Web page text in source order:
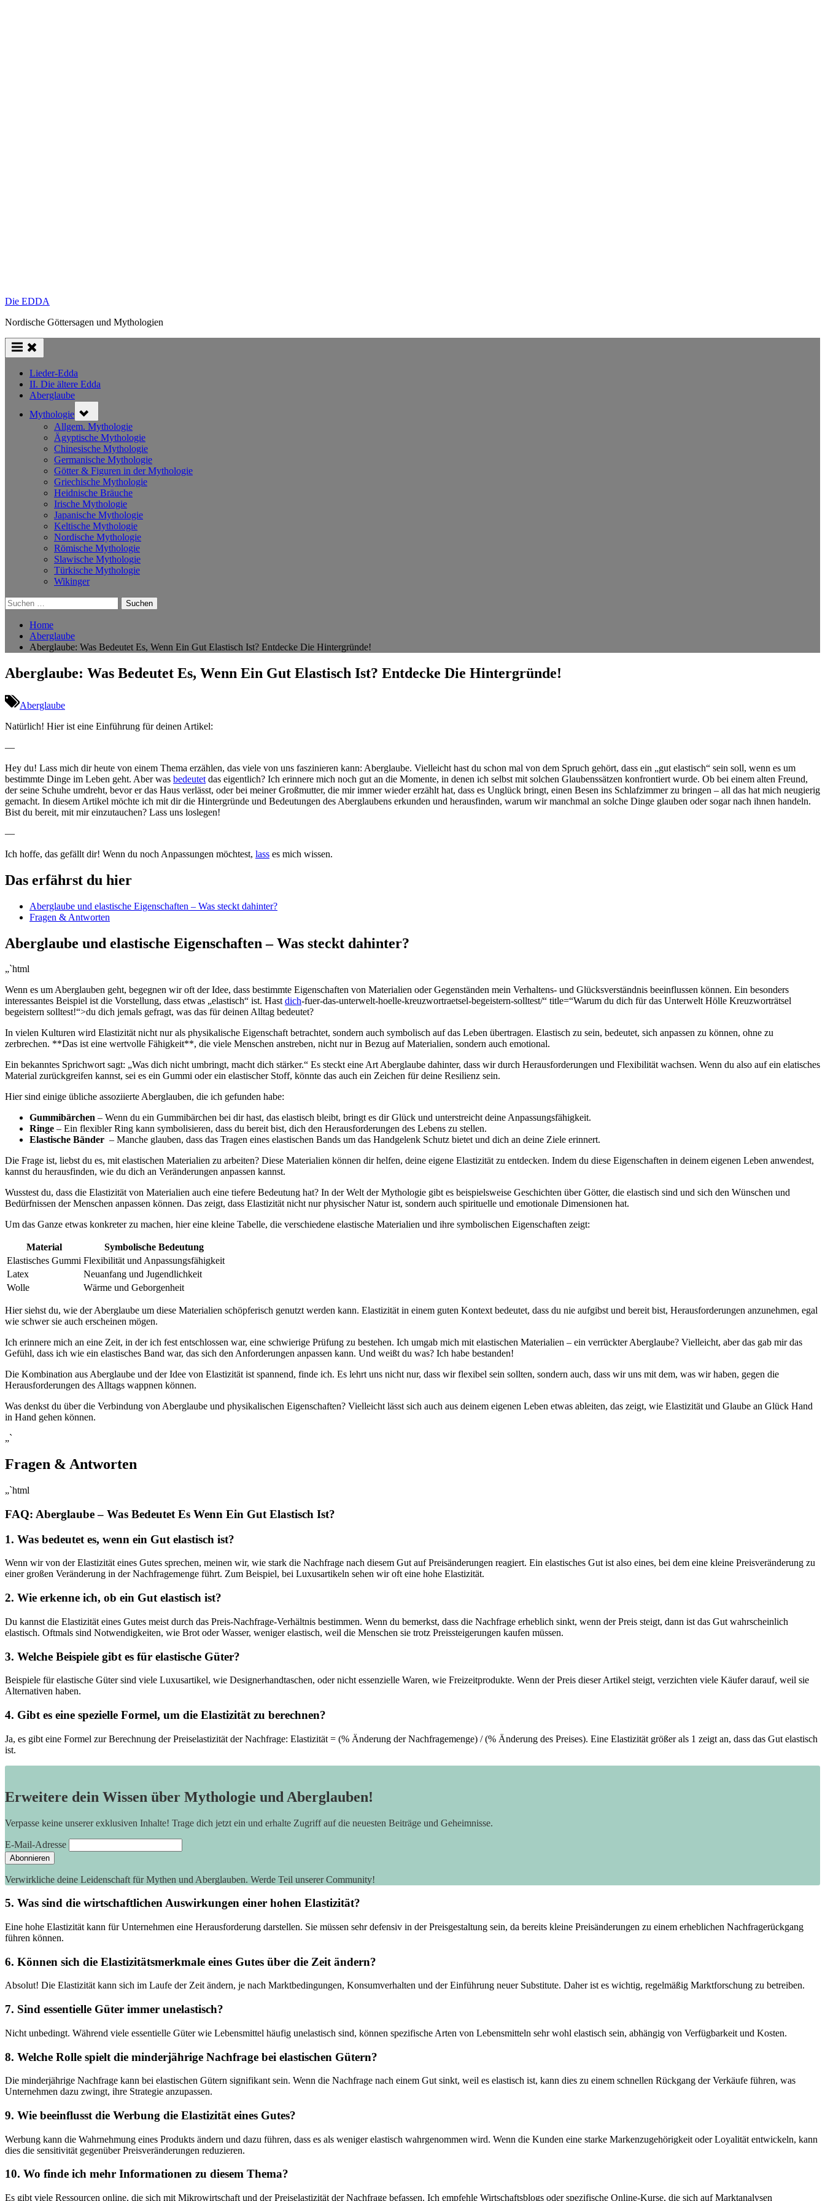
Die EDDA
Nordische Göttersagen und Mythologien
Lieder-Edda
II. Die ältere Edda
Aberglaube
Mythologie sub-
menu
Allgem. Mythologie
Ägyptische Mythologie
Chinesische Mythologie
Germanische Mythologie
Götter & Figuren in der Mythologie
Griechische Mythologie
Heidnische Bräuche
Irische Mythologie
Japanische Mythologie
Keltische Mythologie
Nordische Mythologie
Römische Mythologie
Slawische Mythologie
Türkische Mythologie
Wikinger
Suchen
nach:
Home
Aberglaube
Aberglaube: Was Bedeutet Es, Wenn Ein Gut Elastisch Ist? Entdecke Die Hintergründe!
Aberglaube: Was Bedeutet Es, Wenn Ein Gut Elastisch Ist? Entdecke Die Hintergründe!
Aberglaube
Natürlich! Hier ist eine Einführung für deinen Artikel:
—
Hey du! Lass mich dir heute von einem Thema erzählen, das viele von‍ uns faszinieren kann: ⁣Aberglaube. Vielleicht hast du schon mal von dem Spruch gehört, dass ein „gut elastisch“ sein soll, wenn ‌es um
bestimmte Dinge im Leben geht. Aber was bedeutet ‌ das‍ eigentlich? Ich erinnere mich noch gut an die Momente, ‌in denen ich selbst mit solchen Glaubenssätzen⁣ konfrontiert wurde. Ob bei einem alten Freund,
der‌ seine Schuhe umdreht, bevor er das⁣ Haus verlässt, oder bei meiner ⁤Großmutter, die mir immer ​wieder erzählt hat, dass es ⁢Unglück bringt, einen Besen ins Schlafzimmer zu bringen – all das hat mich neugierig
gemacht. In diesem Artikel möchte ich mit dir die Hintergründe und Bedeutungen des Aberglaubens erkunden und herausfinden, warum wir manchmal an solche Dinge glauben oder sogar nach ihnen handeln.
Bist du bereit,​ mit mir einzutauchen? Lass uns loslegen!
—
Ich ‌hoffe, das gefällt dir! Wenn du noch Anpassungen möchtest, lass es⁤ mich wissen.
Das erfährst du hier
Aberglaube und elastische Eigenschaften‍ – Was steckt ⁢dahinter?
Fragen & Antworten
Aberglaube und elastische Eigenschaften ⁣– Was steckt dahinter?
„`html
Wenn es um Aberglauben geht, begegnen wir⁤ oft der Idee, dass bestimmte Eigenschaften von Materialien oder Gegenständen mein Verhaltens- und Glücksverständnis beeinflussen können. Ein besonders
interessantes ‍Beispiel ist die ⁢Vorstellung, dass etwas‌ „elastisch“ ⁣ist. Hastdich-fuer-das-unterwelt-hoelle-kreuzwortraetsel-begeistern-solltest/“ title=“Warum du dich für das Unterwelt Hölle Kreuzworträtsel
begeistern solltest!“>du dich jemals gefragt, was das für deinen Alltag bedeutet?
In vielen Kulturen wird Elastizität nicht nur als physikalische‍ Eigenschaft betrachtet, sondern auch symbolisch auf das Leben​ übertragen. Elastisch ⁤zu sein, bedeutet, sich anpassen zu können, ohne zu
zerbrechen. **Das ist eine wertvolle Fähigkeit**, die viele Menschen‍ anstreben, nicht nur in Bezug auf Materialien, sondern ⁤auch emotional.
Ein bekanntes Sprichwort ⁤sagt: „Was dich nicht umbringt, ​macht dich stärker.“ Es steckt eine Art Aberglaube dahinter, dass wir durch Herausforderungen und Flexibilität wachsen.‌ Wenn du also auf ein ⁣elatisches
Material zurückgreifen kannst, sei‍ es ein Gummi oder ein elastischer ​Stoff, könnte das auch ein Zeichen für deine Resilienz sein.
Hier sind einige übliche⁤ assoziierte‍ Aberglauben, die ich gefunden habe:
Gummibärchen – Wenn du ein Gummibärchen bei dir hast, ​das elastisch bleibt, bringt es dir Glück und unterstreicht deine Anpassungsfähigkeit.
Ringe – Ein flexibler Ring kann symbolisieren, ‍dass du bereit bist, dich‌ den Herausforderungen des Lebens zu stellen.
Elastische⁣ Bänder ⁣ – Manche⁣ glauben, dass das Tragen eines ⁢elastischen Bands um das Handgelenk‍ Schutz bietet und dich an deine Ziele erinnert.
Die Frage ist, liebst du es, mit elastischen Materialien zu arbeiten? Diese Materialien können dir helfen, deine eigene Elastizität zu entdecken. ⁢Indem du diese Eigenschaften ⁢in deinem​ eigenen Leben anwendest,
kannst du herausfinden, wie du⁤ dich an Veränderungen anpassen​ kannst.
Wusstest du, dass die Elastizität von Materialien auch eine tiefere‌ Bedeutung hat? In der Welt der Mythologie gibt ⁢es beispielsweise ​Geschichten⁣ über Götter,⁣ die elastisch sind und sich den Wünschen und
Bedürfnissen der Menschen anpassen können. Das zeigt, dass Elastizität nicht nur physischer Natur ist, sondern auch spirituelle und emotionale Dimensionen hat.
Um das Ganze etwas konkreter zu machen, hier ​eine kleine Tabelle, die verschiedene elastische Materialien und ihre symbolischen Eigenschaften zeigt:
Material
Symbolische Bedeutung
Elastisches Gummi Flexibilität und Anpassungsfähigkeit
Latex
Neuanfang und Jugendlichkeit
Wolle
Wärme und Geborgenheit
Hier siehst du, wie der Aberglaube um‌ diese Materialien schöpferisch genutzt‌ werden⁤ kann. Elastizität in einem guten Kontext bedeutet,‍ dass du nie aufgibst und bereit bist, Herausforderungen anzunehmen, ⁢egal
wie schwer sie auch‍ erscheinen mögen.
Ich erinnere mich an eine Zeit,⁤ in der ‌ich fest entschlossen war, eine schwierige Prüfung zu bestehen. ⁤Ich umgab​ mich mit elastischen Materialien – ein verrückter Aberglaube? Vielleicht, aber das gab ​mir das
Gefühl, dass⁢ ich wie ein elastisches Band war, das‍ sich den Anforderungen ‌anpassen kann. Und weißt du was? Ich habe bestanden!
Die Kombination aus Aberglaube und der Idee von Elastizität ist spannend, finde ich. Es lehrt uns nicht nur, dass wir flexibel sein‍ sollten, sondern auch, dass wir uns mit ⁣dem, was wir haben, gegen die
Herausforderungen des Alltags wappnen können.
Was ‌denkst du über die⁣ Verbindung von Aberglaube und ​physikalischen Eigenschaften? Vielleicht ⁣lässt sich auch aus deinem eigenen Leben etwas ‌ableiten, das zeigt, wie‍ Elastizität und Glaube ‌an‍ Glück Hand
in Hand gehen können.
„`
Fragen & ‍Antworten
„`html
FAQ: Aberglaube⁣ – Was Bedeutet Es Wenn Ein Gut Elastisch ‌Ist?
1. Was bedeutet es, wenn ein Gut elastisch ist?
Wenn wir⁣ von der Elastizität eines Gutes sprechen, meinen wir, wie stark die Nachfrage nach diesem Gut auf Preisänderungen reagiert. Ein elastisches⁣ Gut​ ist ‍also eines, bei dem eine kleine Preisveränderung zu‍
einer großen Veränderung in der Nachfragemenge führt. Zum ‌Beispiel, bei Luxusartikeln sehen wir oft eine hohe Elastizität.
2. Wie ‍erkenne ich, ob ein Gut elastisch ist?
Du kannst die‌ Elastizität eines Gutes meist durch das Preis-Nachfrage-Verhältnis ⁣bestimmen.⁢ Wenn du ‍bemerkst, dass die Nachfrage erheblich sinkt, wenn der Preis⁢ steigt,‌ dann ist das Gut wahrscheinlich
elastisch. Oftmals sind Notwendigkeiten, wie Brot oder Wasser, weniger elastisch, weil die Menschen sie trotz Preissteigerungen kaufen müssen.
3. Welche Beispiele gibt es für elastische Güter?
Beispiele für elastische Güter‍ sind viele Luxusartikel, wie Designerhandtaschen, oder nicht essenzielle Waren, wie Freizeitprodukte. Wenn der Preis dieser ‌Artikel steigt, verzichten viele​ Käufer darauf, weil sie
Alternativen haben.
4. Gibt es ⁤eine spezielle Formel,‌ um die Elastizität zu berechnen?
Ja, es gibt eine Formel zur⁣ Berechnung der ‌Preiselastizität der Nachfrage: Elastizität = (% Änderung der Nachfragemenge) / (% Änderung des Preises).‌ Eine ⁤Elastizität größer als 1 zeigt an, dass das Gut elastisch
ist.
Erweitere dein Wissen über Mythologie und Aberglauben!
Verpasse keine unserer exklusiven Inhalte! Trage dich jetzt ein und erhalte Zugriff auf die neuesten Beiträge und Geheimnisse.
E-Mail-Adresse
Verwirkliche deine Leidenschaft für Mythen und Aberglauben. Werde Teil unserer Community!
5. Was⁢ sind die wirtschaftlichen Auswirkungen einer hohen Elastizität?
Eine hohe Elastizität⁣ kann für Unternehmen eine Herausforderung darstellen.‍ Sie müssen sehr defensiv in der Preisgestaltung sein, da bereits kleine Preisänderungen zu einem erheblichen Nachfragerückgang
führen können.
6. Können sich die Elastizitätsmerkmale eines Gutes über die Zeit ändern?
Absolut! Die Elastizität ⁣kann sich im Laufe der Zeit ⁣ändern, je nach Marktbedingungen, Konsumverhalten und der ‌Einführung neuer Substitute. Daher ⁢ist es wichtig, regelmäßig Marktforschung zu betreiben.
7. Sind essentielle Güter immer unelastisch?
Nicht unbedingt. Während viele essentielle Güter wie Lebensmittel häufig ‌unelastisch sind, können spezifische ⁣Arten von⁣ Lebensmitteln sehr wohl elastisch‌ sein, abhängig von Verfügbarkeit und ⁤Kosten.
8.‍ Welche Rolle spielt die minderjährige Nachfrage bei elastischen Gütern?
Die minderjährige Nachfrage kann bei elastischen Gütern signifikant sein. Wenn die Nachfrage nach einem Gut sinkt, weil es elastisch ist,‍ kann ⁢dies zu einem‌ schnellen Rückgang der ​Verkäufe führen, was
Unternehmen dazu zwingt, ihre Strategie anzupassen.
9. Wie‌ beeinflusst die Werbung die Elastizität ‌eines Gutes?
Werbung kann die Wahrnehmung eines Produkts ändern und dazu‌ führen, dass es als weniger elastisch wahrgenommen⁤ wird. Wenn die Kunden eine starke Markenzugehörigkeit oder Loyalität entwickeln, kann
dies die sensitivität gegenüber Preisveränderungen reduzieren.
10. Wo finde ich⁢ mehr Informationen zu diesem Thema?
Es gibt viele Ressourcen online, die sich ​mit Mikrowirtschaft und der Preiselastizität der Nachfrage‍ befassen. Ich empfehle Wirtschaftsblogs oder spezifische Online-Kurse, die sich auf Marktanalysen